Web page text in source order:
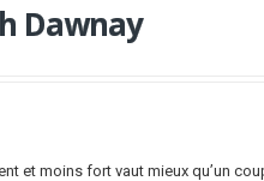
Dawnay
et moins fort vaut mieux qu’un